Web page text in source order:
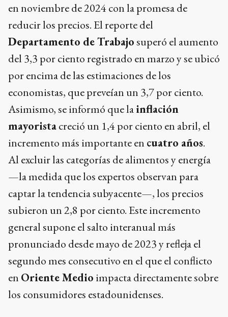
en noviembre de 2024 con la promesa de
reducir los precios. El reporte del
Departamento de Trabajosuperó el aumento
del 3,3 por ciento registrado en marzo y se ubicó
por encima de las estimaciones de los
economistas, que preveían un 3,7 por ciento.
Asimismo, se informó que lainflación
mayoristacreció un 1,4 por ciento en abril, el
incremento más importante en cuatro años.
Al excluir las categorías de alimentos y energía
—la medida que los expertos observan para
captar la tendencia subyacente—, los precios
subieron un 2,8 por ciento. Este incremento
general supone el salto interanual más
pronunciado desde mayo de 2023 y refleja el
segundo mes consecutivo en el que el conflicto
en Oriente Medio impacta directamente sobre
los consumidores estadounidenses.